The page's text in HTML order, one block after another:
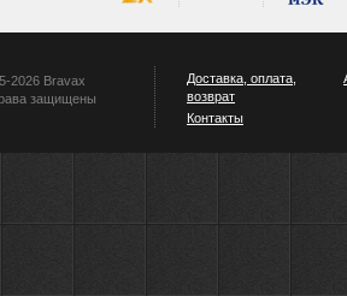
2026 Bravax
защищены
Доставка, оплата,
возврат
Контакты